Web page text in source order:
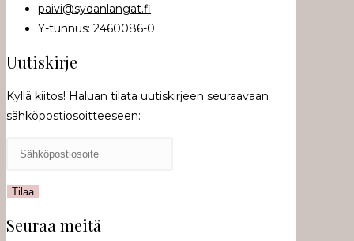
paivi@sydanlangat.fi
Y-tunnus: 2460086-0
Uutiskirje
Kyllä kiitos! Haluan tilata uutiskirjeen seuraavaan
sähköpostiosoitteeseen:
Seuraa meitä